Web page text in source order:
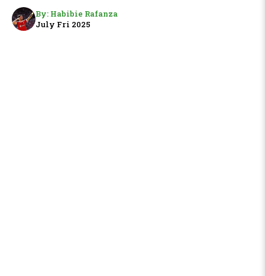
By: Habibie Rafanza
July Fri 2025